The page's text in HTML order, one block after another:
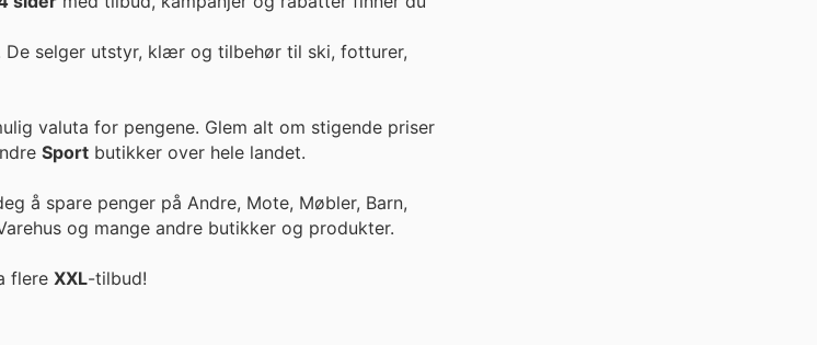
selger utstyr, klær og tilbehør til ski, fotturer,
valuta for pengene. Glem alt om stigende priser
Sport butikker over hele landet.
å spare penger på Andre, Mote, Møbler, Barn,
og mange andre butikker og produkter.
flere XXL-tilbud!